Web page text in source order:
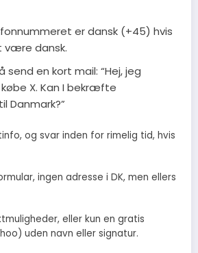
er dansk (+45) hvis
være dansk.
send en kort mail: “Hej, jeg
X. Kan I bekræfte
Danmark?”
og svar inden for rimelig tid, hvis
ingen adresse i DK, men ellers
eller kun en gratis
uden navn eller signatur.